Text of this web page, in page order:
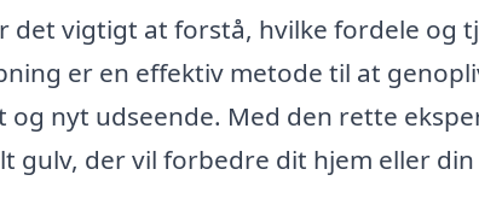
det vigtigt at forstå, hvilke fordele og
er en effektiv metode til at
nyt udseende. Med den rette
gulv, der vil forbedre dit hjem eller din